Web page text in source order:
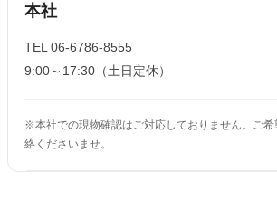
本社
TEL 06-6786-8555
9:00～17:30（土日定休）
※本社での現物確認はご対応しておりません。ご希
絡くださいませ。